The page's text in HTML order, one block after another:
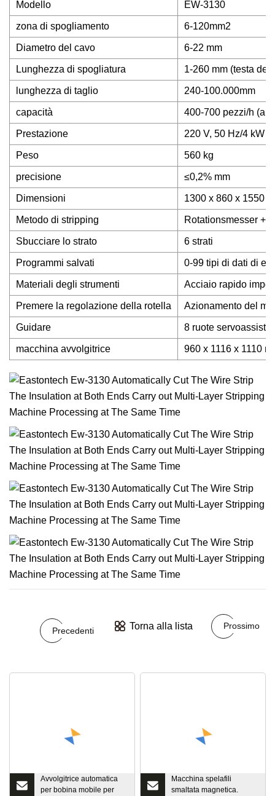
Modello EW-3130
zona di spogliamento 6-120mm2
Diametro del cavo 6-22 mm
Lunghezza di spogliatura 1-260 mm (testa del
lunghezza di taglio 240-100.000mm
capacità 400-700 pezzi/h (a
Prestazione 220 V, 50 Hz/4 kW
Peso 560 kg
precisione ≤0,2% mm
Dimensioni 1300 x 860 x 1550
Metodo di stripping Rotationsmesser +
Sbucciare lo strato 6 strati
Programmi salvati 0-99 tipi di dati di
Materiali degli strumenti Acciaio rapido
Premere la regolazione della rotella Azionamento del
Guidare 8 ruote
macchina avvolgitrice 960 x 1116 x 1110
Precedenti Torna alla lista Prossimo
Avvolgitrice automatica
per bobina mobile per
Macchina spelafili
smaltata magnetica.